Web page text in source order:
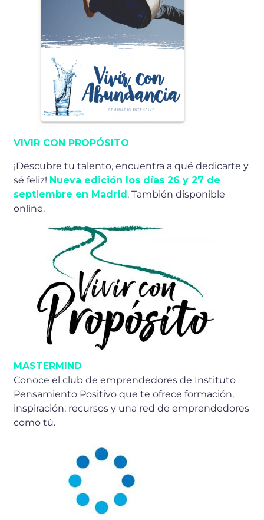
VIVIR CON PROPÓSITO
¡Descubre tu talento, encuentra a qué dedicarte y
sé feliz! Nueva edición los días 26 y 27 de
septiembre en Madrid. También disponible
online.
MASTERMIND
Conoce el club de emprendedores de Instituto
Pensamiento Positivo que te ofrece formación,
inspiración, recursos y una red de emprendedores
como tú.